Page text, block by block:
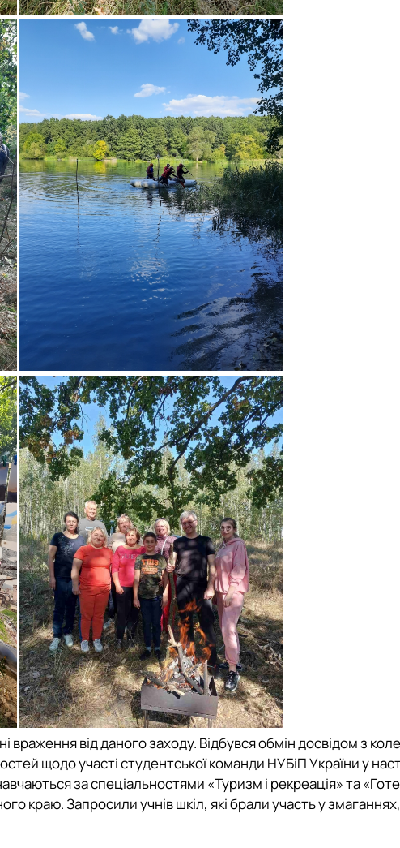
враження від даного заходу. Відбувся обмін досвідом з
щодо участі студентської команди НУБіП Україниу
заспеціальностями «Туризм і рекреація»та
краю. Запросили учнів шкіл, які брали участь у